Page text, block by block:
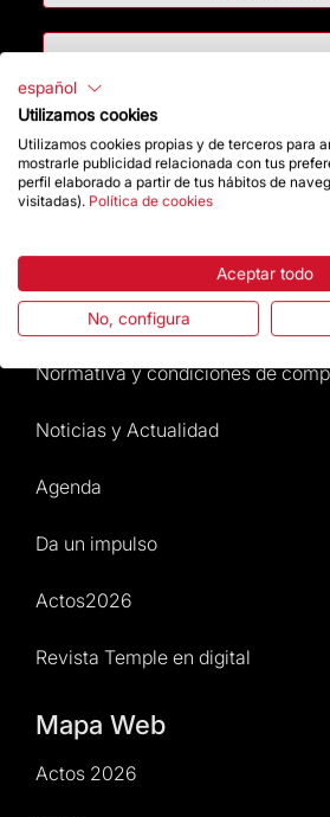
Destacados
La Fundación
Preguntas frecuentes
Atención al Visitante
Normativa y condiciones de
Noticias y Actualidad
Agenda
Da un impulso
Actos2026
Revista Temple en digital
Mapa Web
Actos 2026
español
Utilizamos cookies
Utilizamos cookies propias y de terceros para
mostrarle publicidad relacionada con tus
perfil elaborado a partir de tus hábitos de
visitadas). Política de cookies
Aceptar todo
No, configura